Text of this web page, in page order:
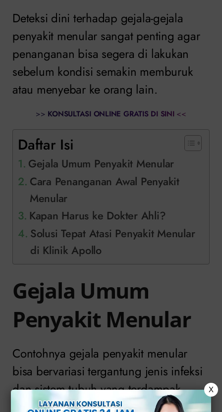
Deteksi dini terhadap gejala-gejala
penyakit menular sangat penting agar
penanganan bisa segera di lakukan
sebelum kondisi semakin memburuk
atau menyebar ke orang lain.
>> KONSULTASI ONLINE GRATIS DI SINI <<
Daftar Isi
Gejala Umum Penyakit Menular
Cara Penanganan Awal Penyakit
Menular
Kapan Harus ke Dokter Ahli?
Solusi Tepat Atasi Penyakit Menular
di Klinik Apollo
Gejala Umum
Penyakit Menular
Contohnya gejala penyakit menular
bisa bervariasi tergantung jenis infeksi
dan sistem tubuh yang terdampak.
X